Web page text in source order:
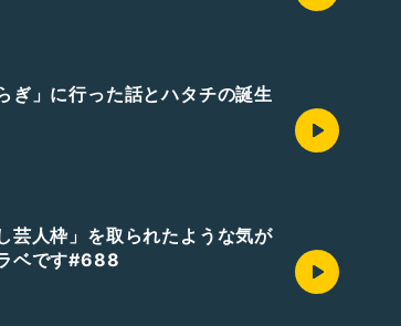
ぎ」に行った話とハタチの誕生
芸人枠」を取られたような気が
ベです#688